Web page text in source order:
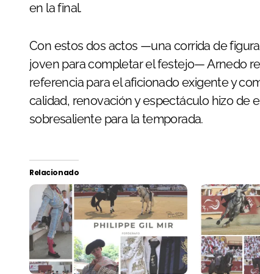
en la final.
Con estos dos actos —una corrida de
joven para completar el festejo— Arnedo
referencia para el aficionado exigente y
calidad, renovación y espectáculo hizo de
sobresaliente para la temporada.
Relacionado